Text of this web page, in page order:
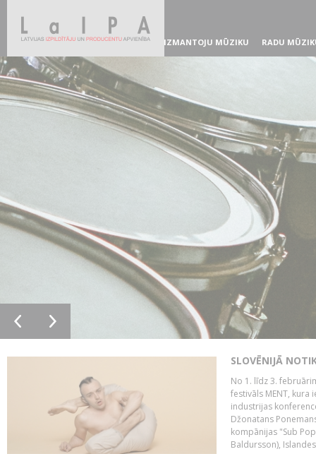
IZMANTOJU MŪZIKU RADU
SLOVĒNIJĀ
No 1. līdz 3.
festivāls MENT, kura
industrijas
Džonatans
kompānijas "Sub
Baldursson),